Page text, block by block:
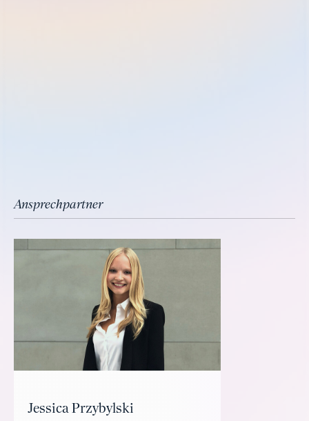
Ansprechpartner
Jessica Przybylski